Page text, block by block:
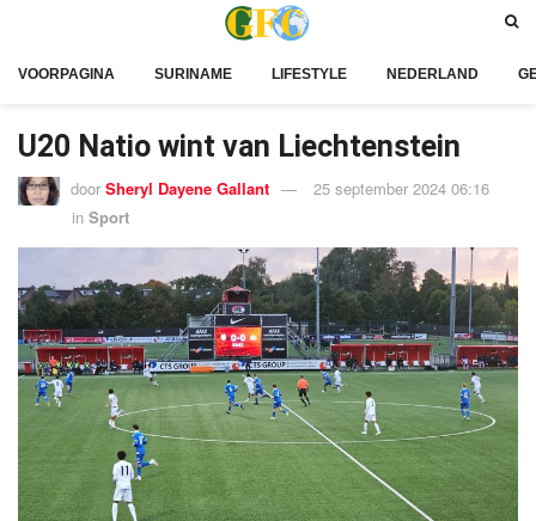
VOORPAGINA SURINAME LIFESTYLE NEDERLAND
U20 Natio wint van Liechtenstein
door Sheryl Dayene Gallant
25 september 2024 06:16
in Sport